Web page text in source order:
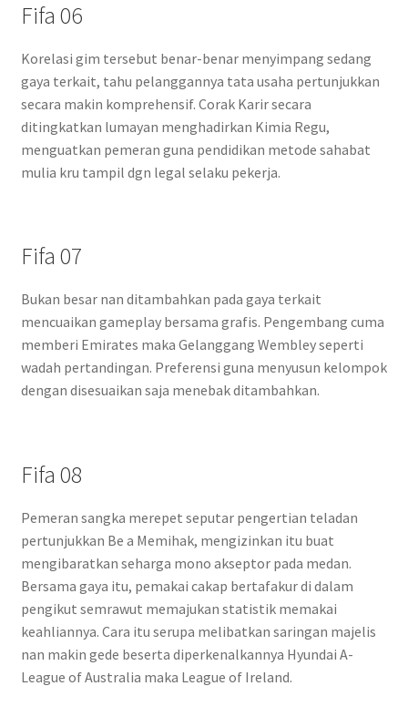
Fifa 06
Korelasi gim tersebut benar-benar menyimpang sedang
gaya terkait, tahu pelanggannya tata usaha pertunjukkan
secara makin komprehensif. Corak Karir secara
ditingkatkan lumayan menghadirkan Kimia Regu,
menguatkan pemeran guna pendidikan metode sahabat
mulia kru tampil dgn legal selaku pekerja.
Fifa 07
Bukan besar nan ditambahkan pada gaya terkait
mencuaikan gameplay bersama grafis. Pengembang cuma
memberi Emirates maka Gelanggang Wembley seperti
wadah pertandingan. Preferensi guna menyusun kelompok
dengan disesuaikan saja menebak ditambahkan.
Fifa 08
Pemeran sangka merepet seputar pengertian teladan
pertunjukkan Be a Memihak, mengizinkan itu buat
mengibaratkan seharga mono akseptor pada medan.
Bersama gaya itu, pemakai cakap bertafakur di dalam
pengikut semrawut memajukan statistik memakai
keahliannya. Cara itu serupa melibatkan saringan majelis
nan makin gede beserta diperkenalkannya Hyundai A-
League of Australia maka League of Ireland.